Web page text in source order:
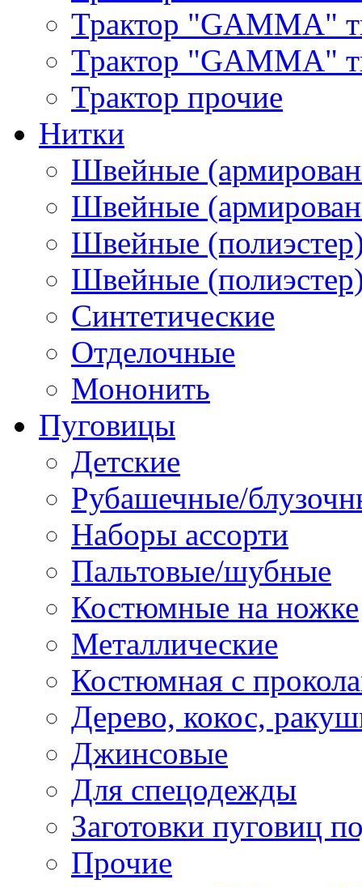
Трактор "GAMMA"
Трактор "GAMMA"
Трактор прочие
Нитки
Швейные
Швейные
Швейные
Швейные
Синтетические
Отделочные
Мононить
Пуговицы
Детские
Рубашечные/
Наборы ассорти
Пальтовые/шубные
Костюмные на ножке
Металлические
Костюмная с
Дерево, кокос,
Джинсовые
Для спецодежды
Заготовки пуговиц
Прочие